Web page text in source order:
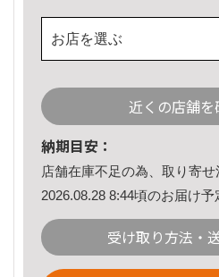
お店を選ぶ
近くの店舗を
納期目安：
店舗在庫不足の為、取り寄せ
2026.08.28 8:44頃のお届け予
受け取り方法・